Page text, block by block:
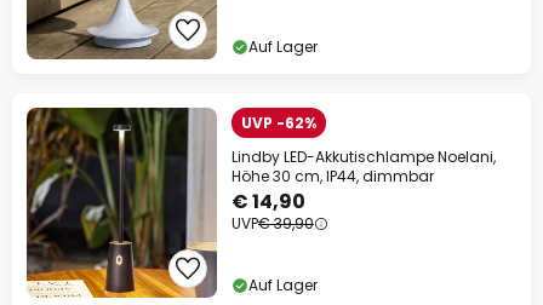
Auf Lager
UVP -62%
Lindby LED-Akkutischlampe Noelani,
Höhe 30 cm, IP44, dimmbar
€ 14,90
UVP€ 39,90
Auf Lager